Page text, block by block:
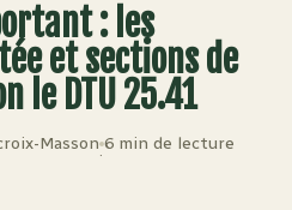
: les
et sections de
le DTU 25.41
Masson
·
6 min de lecture